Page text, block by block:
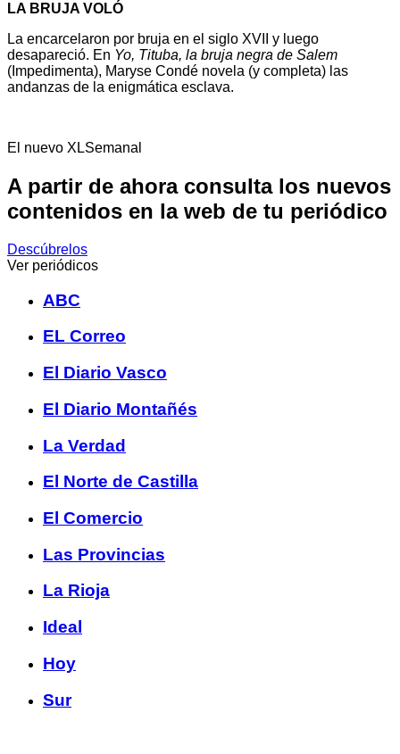
LA BRUJA VOLÓ
La encarcelaron por bruja en el siglo XVII y luego
desapareció. En Yo, Tituba, la bruja negra de Salem
(Impedimenta), Maryse Condé novela (y completa) las
andanzas de la enigmática esclava.
El nuevo XLSemanal
A partir de ahora consulta los nuevos
contenidos en la web de tu periódico
Descúbrelos
Ver periódicos
ABC
EL Correo
El Diario Vasco
El Diario Montañés
La Verdad
El Norte de Castilla
El Comercio
Las Provincias
La Rioja
Ideal
Hoy
Sur